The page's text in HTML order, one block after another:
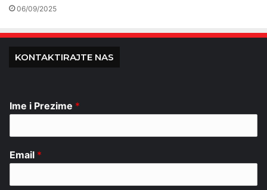
06/09/2025
KONTAKTIRAJTE NAS
Ime i Prezime *
Email *